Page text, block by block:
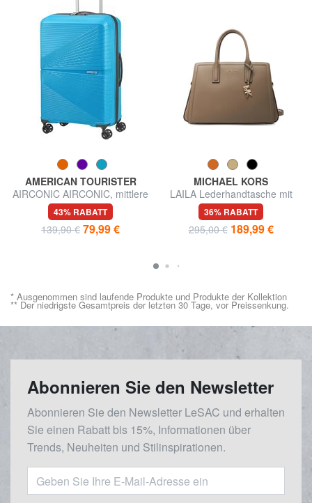
AMERICAN TOURISTER
AIRCONIC AIRCONIC, mittlere
Größe, leicht
43% RABATT
139,90 € 79,99 €
MICHAEL KORS
LAILA Lederhandtasche mit
Schulterriemen
36% RABATT
295,00 € 189,99 €
* Ausgenommen sind laufende Produkte und Produkte der Kollektion
** Der niedrigste Gesamtpreis der letzten 30 Tage, vor Preissenkung.
Abonnieren Sie den Newsletter
Abonnieren Sie den Newsletter LeSAC und erhalten
Sie einen Rabatt bis 15%, Informationen über
Trends, Neuheiten und Stilinspirationen.